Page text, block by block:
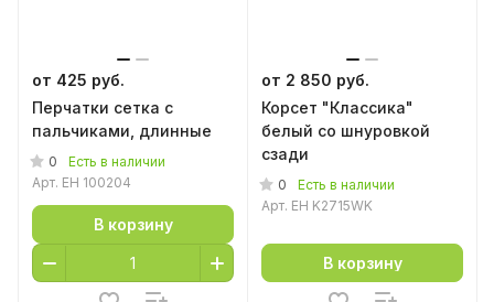
от 425 руб.
Перчатки сетка с
пальчиками, длинные
0
Есть в наличии
Арт. EH 100204
В корзину
от 2 850 руб.
Корсет "Классика"
белый со шнуровкой
сзади
0
Есть в наличии
Арт. EH K2715WK
В корзину